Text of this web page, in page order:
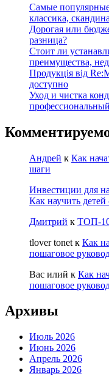
Самые
классика,
Дорогая или
разница?
Стоит ли
преимущества,
Продукція від
доступно
Уход и чистка
Андрей к Как
шаги
Инвестиции для
Как научить
Дмитрий к ТОП-10
tlover tonet к Как
пошаговое
Вас илий к Как
пошаговое
Архивы
Июль 2026
Июнь 2026
Апрель 2026
Январь 2026